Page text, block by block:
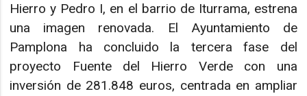
Hierro y Pedro I, en el barrio de Iturrama, estrena
una imagen renovada. El Ayuntamiento de
Pamplona ha concluido la tercera fase del
proyecto Fuente del Hierro Verde con una
inversión de 281.848 euros, centrada en ampliar